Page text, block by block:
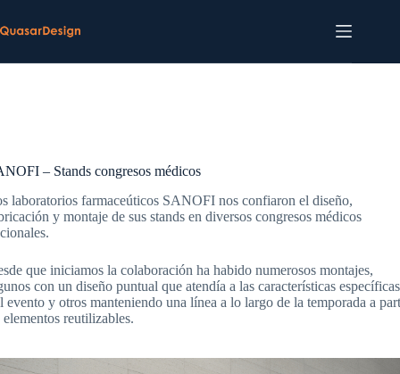
al
contenido
– Stands congresos médicos
laboratorios farmaceúticos SANOFI nos confiaron el diseño,
y montaje de sus stands en diversos congresos médicos
que iniciamos la colaboración ha habido numerosos montajes,
con un diseño puntual que atendía a las características específicas
evento y otros manteniendo una línea a lo largo de la temporada a
elementos reutilizables.